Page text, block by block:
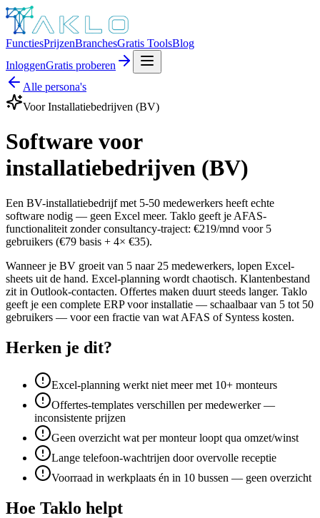
FunctiesPrijzenBranchesGratis ToolsBlog
InloggenGratis proberen
Alle persona's
VoorInstallatiebedrijven (BV)
Software voor
installatiebedrijven (BV)
Een BV-installatiebedrijf met 5-50 medewerkers heeft echte
software nodig — geen Excel meer. Taklo geeft je AFAS-
functionaliteit zonder consultancy-traject: €219/mnd voor 5
gebruikers (€79 basis + 4× €35).
Wanneer je BV groeit van 5 naar 25 medewerkers, lopen Excel-
sheets uit de hand. Excel-planning wordt chaotisch. Klantenbestand
zit in Outlook-contacten. Offertes maken duurt steeds langer. Taklo
geeft je een complete ERP voor installatie — schaalbaar van 5 tot 50
gebruikers — voor een fractie van wat AFAS of Syntess kosten.
Herken je dit?
Excel-planning werkt niet meer met 10+ monteurs
Offertes-templates verschillen per medewerker —
inconsistente prijzen
Geen overzicht wat per monteur loopt qua omzet/winst
Lange telefoon-wachtrijen door overvolle receptie
Voorraad in werkplaats én in 10 bussen — geen overzicht
Hoe Taklo helpt